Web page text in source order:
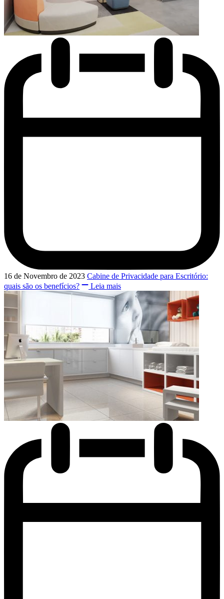
16 de Novembro de 2023 Cabine de Privacidade para Escritório:
quais são os benefícios?
Leia mais